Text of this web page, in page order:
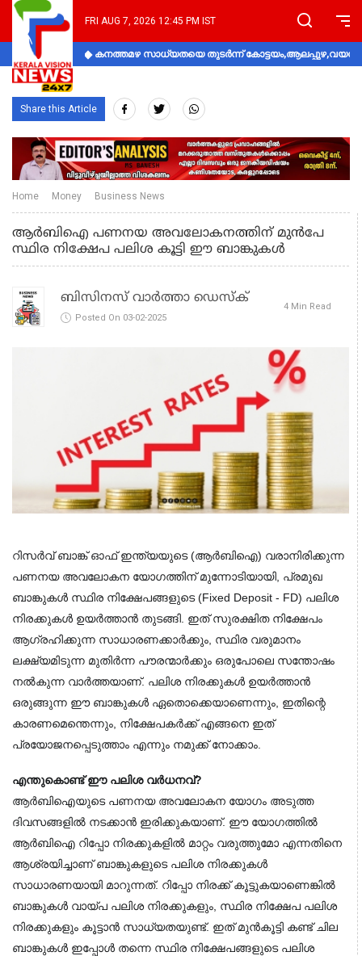
FRI AUG 7, 2026 12:45 PM IST
കനത്തമഴ സാധ്യതയെ തുടർന്ന്
Share this Article
Home Money Business News
ആർബിഐ പണനയ അവലോകനത്തിന് മുൻപേ
സ്ഥിര നിക്ഷേപ പലിശ കൂട്ടി ഈ ബാങ്കുകൾ
ബിസിനസ് വാർത്താ ഡെസ്ക്
Posted On 03-02-2025
4 Min Read
റിസർവ് ബാങ്ക് ഓഫ് ഇന്ത്യയുടെ (ആർബിഐ) വരാനിരിക്കുന്ന
പണനയ അവലോകന യോഗത്തിന് മുന്നോടിയായി, പ്രമുഖ
ബാങ്കുകൾ സ്ഥിര നിക്ഷേപങ്ങളുടെ (Fixed Deposit - FD) പലിശ
നിരക്കുകൾ ഉയർത്താൻ തുടങ്ങി. ഇത് സുരക്ഷിത നിക്ഷേപം
ആഗ്രഹിക്കുന്ന സാധാരണക്കാർക്കും, സ്ഥിര വരുമാനം
ലക്ഷ്യമിടുന്ന മുതിർന്ന പൗരന്മാർക്കും ഒരുപോലെ സന്തോഷം
നൽകുന്ന വാർത്തയാണ്. പലിശ നിരക്കുകൾ ഉയർത്താൻ
ഒരുങ്ങുന്ന ഈ ബാങ്കുകൾ ഏതൊക്കെയാണെന്നും, ഇതിന്റെ
കാരണമെന്തെന്നും, നിക്ഷേപകർക്ക് എങ്ങനെ ഇത്
പ്രയോജനപ്പെടുത്താം എന്നും നമുക്ക് നോക്കാം.
എന്തുകൊണ്ട് ഈ പലിശ വർധനവ്?
ആർബിഐയുടെ പണനയ അവലോകന യോഗം അടുത്ത
ദിവസങ്ങളിൽ നടക്കാൻ ഇരിക്കുകയാണ്. ഈ യോഗത്തിൽ
ആർബിഐ റിപ്പോ നിരക്കുകളിൽ മാറ്റം വരുത്തുമോ എന്നതിനെ
ആശ്രയിച്ചാണ് ബാങ്കുകളുടെ പലിശ നിരക്കുകൾ
സാധാരണയായി മാറുന്നത്. റിപ്പോ നിരക്ക് കൂട്ടുകയാണെങ്കിൽ
ബാങ്കുകൾ വായ്പ പലിശ നിരക്കുകളും, സ്ഥിര നിക്ഷേപ പലിശ
നിരക്കുകളും കൂട്ടാൻ സാധ്യതയുണ്ട്. ഇത് മുൻകൂട്ടി കണ്ട് ചില
ബാങ്കുകൾ ഇപ്പോൾ തന്നെ സ്ഥിര നിക്ഷേപങ്ങളുടെ പലിശ